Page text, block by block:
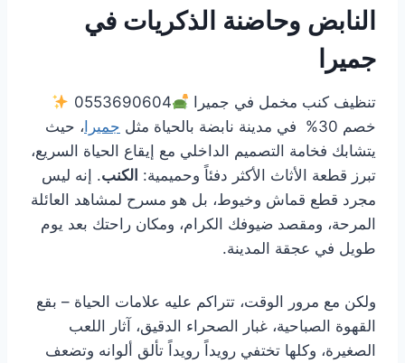
النابض وحاضنة الذكريات في
جميرا
تنظيف كنب مخمل في جميرا
0553690604
خصم 30% في مدينة نابضة بالحياة مثل
جميرا ، حيث
يتشابك فخامة التصميم الداخلي مع إيقاع الحياة السريع،
تبرز قطعة الأثاث الأكثر دفئاً وحميمية: الكنب. إنه ليس
مجرد قطع قماش وخيوط، بل هو مسرح لمشاهد العائلة
المرحة، ومقصد ضيوفك الكرام، ومكان راحتك بعد يوم
طويل في عجقة المدينة.
ولكن مع مرور الوقت، تتراكم عليه علامات الحياة – بقع
القهوة الصباحية، غبار الصحراء الدقيق، آثار اللعب
الصغيرة، وكلها تختفي رويداً رويداً تألق ألوانه وتضعف